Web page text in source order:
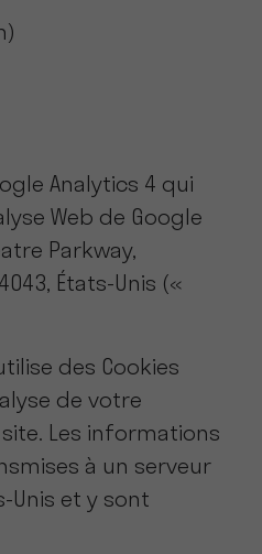
Analytics 4 qui
Web de Google
Parkway,
États-Unis («
des Cookies
de votre
Les informations
à un serveur
Unis et y sont